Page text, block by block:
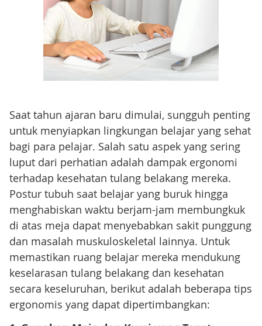
Saat tahun ajaran baru dimulai, sungguh penting
untuk menyiapkan lingkungan belajar yang sehat
bagi para pelajar. Salah satu aspek yang sering
luput dari perhatian adalah dampak ergonomi
terhadap kesehatan tulang belakang mereka.
Postur tubuh saat belajar yang buruk hingga
menghabiskan waktu berjam-jam membungkuk
di atas meja dapat menyebabkan sakit punggung
dan masalah muskuloskeletal lainnya. Untuk
memastikan ruang belajar mereka mendukung
keselarasan tulang belakang dan kesehatan
secara keseluruhan, berikut adalah beberapa tips
ergonomis yang dapat dipertimbangkan: